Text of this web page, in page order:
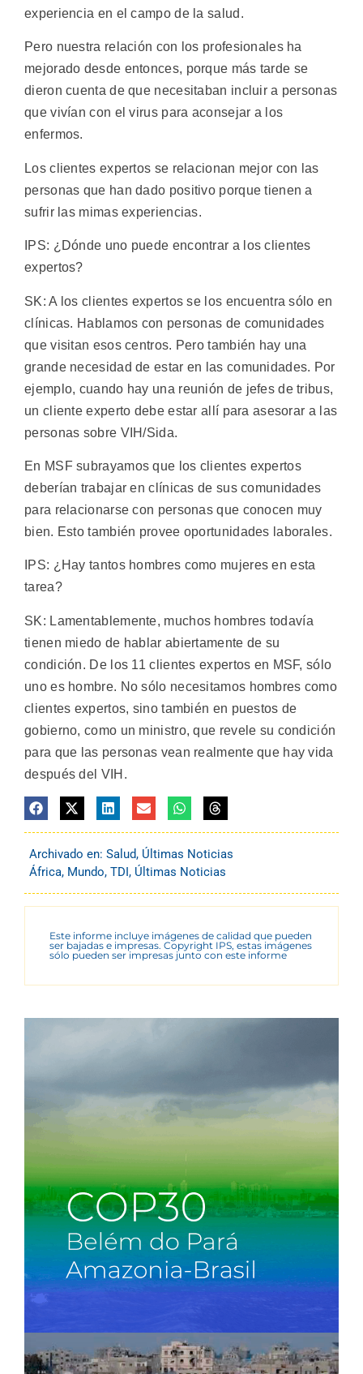
experiencia en el campo de la salud.
Pero nuestra relación con los profesionales ha
mejorado desde entonces, porque más tarde se
dieron cuenta de que necesitaban incluir a personas
que vivían con el virus para aconsejar a los
enfermos.
Los clientes expertos se relacionan mejor con las
personas que han dado positivo porque tienen a
sufrir las mimas experiencias.
IPS: ¿Dónde uno puede encontrar a los clientes
expertos?
SK: A los clientes expertos se los encuentra sólo en
clínicas. Hablamos con personas de comunidades
que visitan esos centros. Pero también hay una
grande necesidad de estar en las comunidades. Por
ejemplo, cuando hay una reunión de jefes de tribus,
un cliente experto debe estar allí para asesorar a las
personas sobre VIH/Sida.
En MSF subrayamos que los clientes expertos
deberían trabajar en clínicas de sus comunidades
para relacionarse con personas que conocen muy
bien. Esto también provee oportunidades laborales.
IPS: ¿Hay tantos hombres como mujeres en esta
tarea?
SK: Lamentablemente, muchos hombres todavía
tienen miedo de hablar abiertamente de su
condición. De los 11 clientes expertos en MSF, sólo
uno es hombre. No sólo necesitamos hombres como
clientes expertos, sino también en puestos de
gobierno, como un ministro, que revele su condición
para que las personas vean realmente que hay vida
después del VIH.
Archivado en: Salud, Últimas Noticias
África, Mundo, TDI , Últimas Noticias
Este informe incluye imágenes de calidad que pueden
ser bajadas e impresas. Copyright IPS, estas imágenes
sólo pueden ser impresas junto con este informe